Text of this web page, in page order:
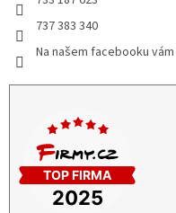
737 383 340
Na našem facebooku